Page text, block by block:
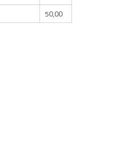
50,00